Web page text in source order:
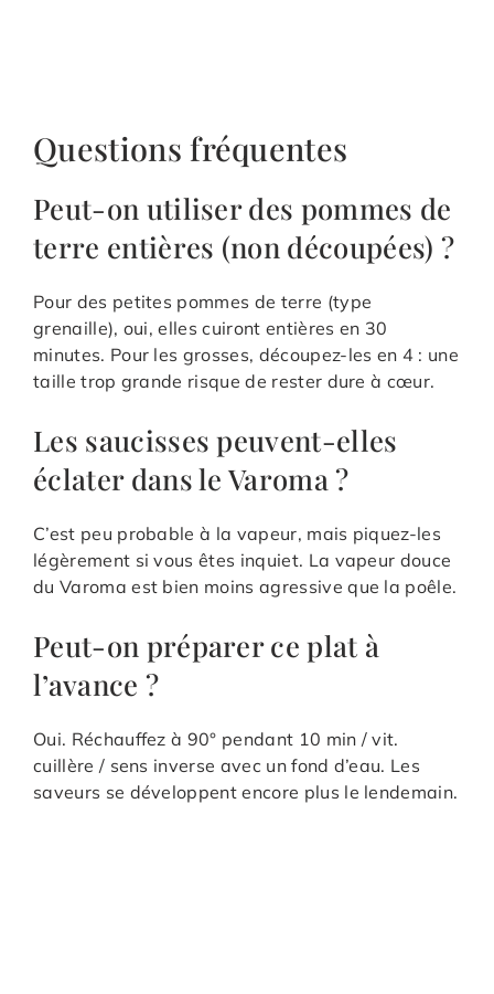
Questions fréquentes
Peut-on utiliser des pommes de
terre entières (non découpées) ?
Pour des petites pommes de terre (type
grenaille), oui, elles cuiront entières en 30
minutes. Pour les grosses, découpez-les en 4 : une
taille trop grande risque de rester dure à cœur.
Les saucisses peuvent-elles
éclater dans le Varoma ?
C’est peu probable à la vapeur, mais piquez-les
légèrement si vous êtes inquiet. La vapeur douce
du Varoma est bien moins agressive que la poêle.
Peut-on préparer ce plat à
l’avance ?
Oui. Réchauffez à 90° pendant 10 min / vit.
cuillère / sens inverse avec un fond d’eau. Les
saveurs se développent encore plus le lendemain.